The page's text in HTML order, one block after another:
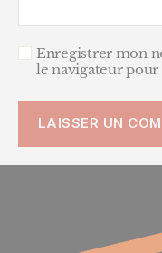
Enregistrer mon
le navigateur